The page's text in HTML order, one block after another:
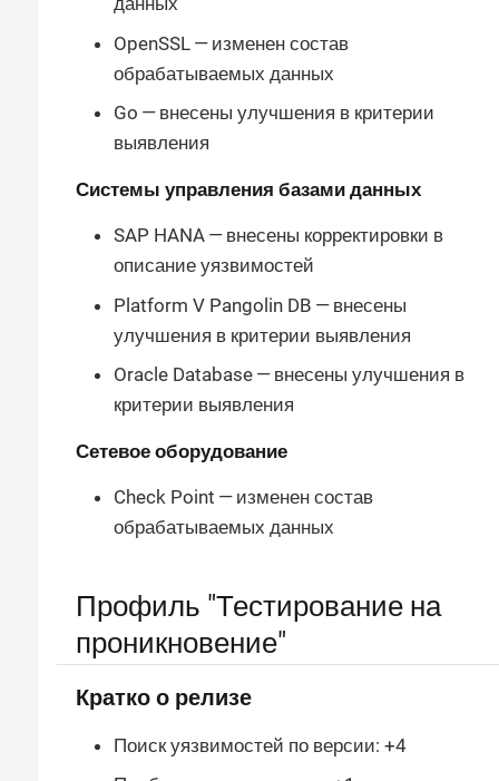
OpenSSL — изменен состав
обрабатываемых данных
Go — внесены улучшения в критерии
выявления
Системы управления базами данных
SAP HANA — внесены корректировки в
описание уязвимостей
Platform V Pangolin DB — внесены
улучшения в критерии выявления
Oracle Database — внесены улучшения в
критерии выявления
Сетевое оборудование
Check Point — изменен состав
обрабатываемых данных
Профиль "Тестирование на
проникновение"
Кратко о релизе
Поиск уязвимостей по версии: +4